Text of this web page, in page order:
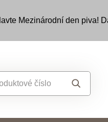
Mezinárodní den piva!